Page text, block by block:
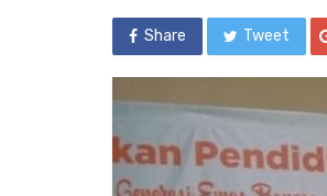
Share Tweet